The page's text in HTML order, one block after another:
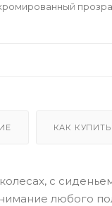
КАК КУПИТЬ
с
любого